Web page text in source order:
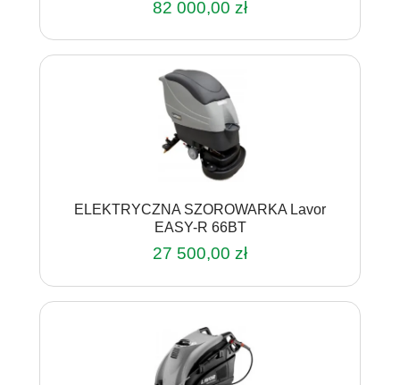
82 000,00 zł
ELEKTRYCZNA SZOROWARKA Lavor
EASY-R 66BT
27 500,00 zł